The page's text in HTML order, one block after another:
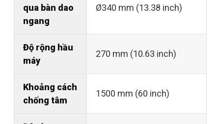
qua bàn dao
ngang
Ø340 mm (13.38 inch)
Độ rộng hầu
máy
270 mm (10.63 inch)
Khoảng cách
chống tâm
1500 mm (60 inch)